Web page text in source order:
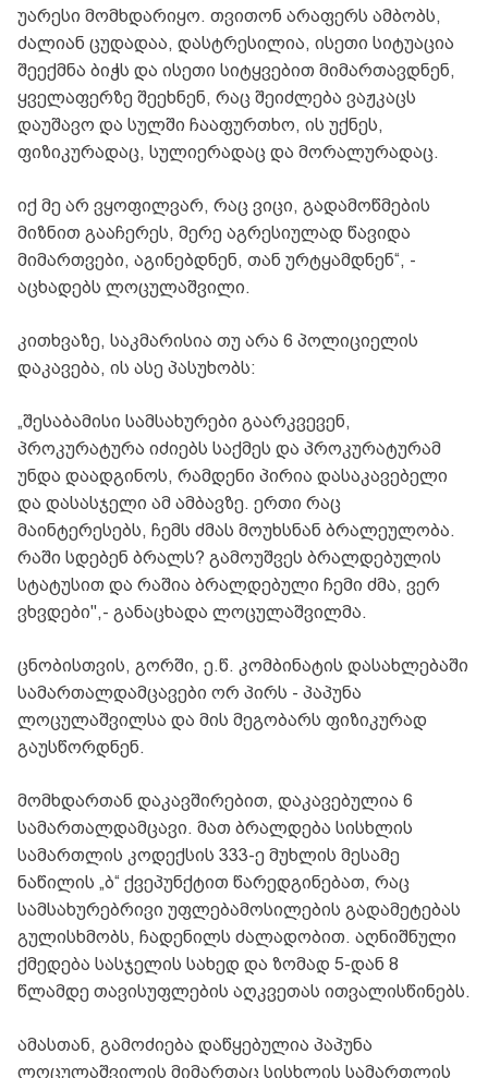
უარესი მომხდარიყო. თვითონ არაფერს ამბობს,
ძალიან ცუდადაა, დასტრესილია, ისეთი სიტუაცია
შეექმნა ბიჭს და ისეთი სიტყვებით მიმართავდნენ,
ყველაფერზე შეეხნენ, რაც შეიძლება ვაჟკაცს
დაუშავო და სულში ჩააფურთხო, ის უქნეს,
ფიზიკურადაც, სულიერადაც და მორალურადაც.
იქ მე არ ვყოფილვარ, რაც ვიცი, გადამოწმების
მიზნით გააჩერეს, მერე აგრესიულად წავიდა
მიმართვები, აგინებდნენ, თან ურტყამდნენ“, -
აცხადებს ლოცულაშვილი.
კითხვაზე, საკმარისია თუ არა 6 პოლიციელის
დაკავება, ის ასე პასუხობს:
„შესაბამისი სამსახურები გაარკვევენ,
პროკურატურა იძიებს საქმეს და პროკურატურამ
უნდა დაადგინოს, რამდენი პირია დასაკავებელი
და დასასჯელი ამ ამბავზე. ერთი რაც
მაინტერესებს, ჩემს ძმას მოუხსნან ბრალეულობა.
რაში სდებენ ბრალს? გამოუშვეს ბრალდებულის
სტატუსით და რაშია ბრალდებული ჩემი ძმა, ვერ
ვხვდები",- განაცხადა ლოცულაშვილმა.
ცნობისთვის, გორში, ე.წ. კომბინატის დასახლებაში
სამართალდამცავები ორ პირს - პაპუნა
ლოცულაშვილსა და მის მეგობარს ფიზიკურად
გაუსწორდნენ.
მომხდართან დაკავშირებით, დაკავებულია 6
სამართალდამცავი. მათ ბრალდება სისხლის
სამართლის კოდექსის 333-ე მუხლის მესამე
ნაწილის „ბ“ ქვეპუნქტით წარედგინებათ, რაც
სამსახურებრივი უფლებამოსილების გადამეტებას
გულისხმობს, ჩადენილს ძალადობით. აღნიშნული
ქმედება სასჯელის სახედ და ზომად 5-დან 8
წლამდე თავისუფლების აღკვეთას ითვალისწინებს.
ამასთან, გამოძიება დაწყებულია პაპუნა
ლოცულაშვილის მიმართაც სისხლის სამართლის